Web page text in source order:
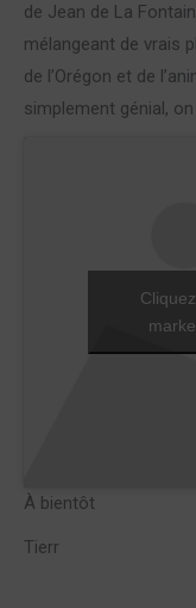
de Jean de La
mélangeant de vrais
de l’Orégon et de
simplement génial,
À bientôt
Tierr